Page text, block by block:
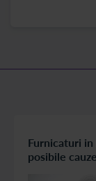
Furnicaturi in
posibile